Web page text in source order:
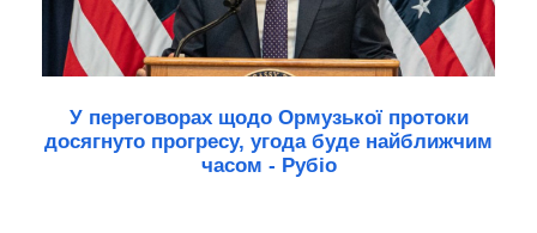
У переговорах щодо Ормузької протоки
досягнуто прогресу, угода буде найближчим
часом - Рубіо